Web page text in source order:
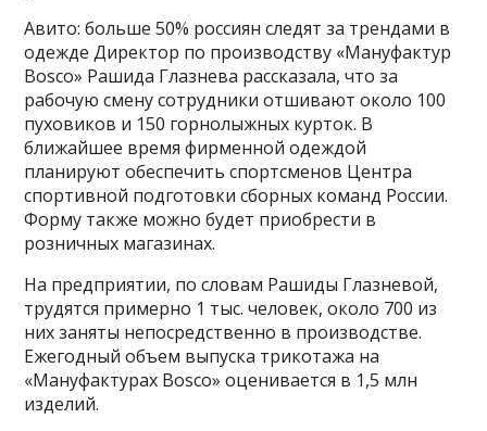
Авито: больше 50% россиян следят за трендами в
одежде Директор по производству «Мануфактур
Bosco» Рашида Глазнева рассказала, что за
рабочую смену сотрудники отшивают около 100
пуховиков и 150 горнолыжных курток. В
ближайшее время фирменной одеждой
планируют обеспечить спортсменов Центра
спортивной подготовки сборных команд России.
Форму также можно будет приобрести в
розничных магазинах.
На предприятии, по словам Рашиды Глазневой,
трудятся примерно 1 тыс. человек, около 700 из
них заняты непосредственно в производстве.
Ежегодный объем выпуска трикотажа на
«Мануфактурах Bosco» оценивается в 1,5 млн
изделий.